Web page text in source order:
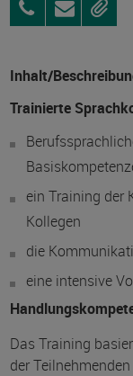
0385
47733-
AnfragenMerken
Inhalt/
Trainierte
ein Training der
Kollegen
die
eine intensive
Das Training
der